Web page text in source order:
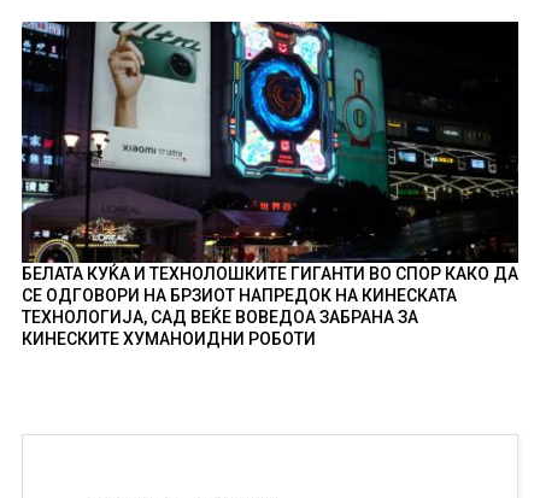
БЕЛАТА КУЌА И ТЕХНОЛОШКИТЕ ГИГАНТИ ВО СПОР КАКО ДА
СЕ ОДГОВОРИ НА БРЗИОТ НАПРЕДОК НА КИНЕСКАТА
ТЕХНОЛОГИЈА, САД ВЕЌЕ ВОВЕДОА ЗАБРАНА ЗА
КИНЕСКИТЕ ХУМАНОИДНИ РОБОТИ